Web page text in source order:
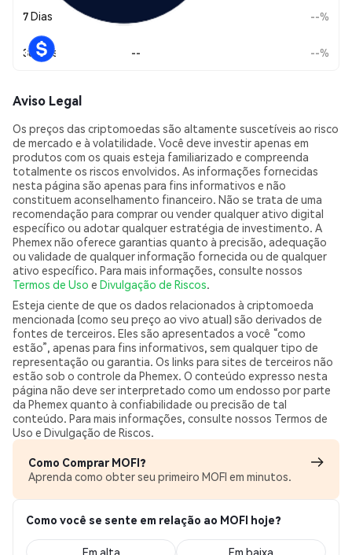
7 Dias --%
30 Dias -- --%
Aviso Legal
Os preços das criptomoedas são altamente suscetíveis ao risco
de mercado e à volatilidade. Você deve investir apenas em
produtos com os quais esteja familiarizado e compreenda
totalmente os riscos envolvidos. As informações fornecidas
nesta página são apenas para fins informativos e não
constituem aconselhamento financeiro. Não se trata de uma
recomendação para comprar ou vender qualquer ativo digital
específico ou adotar qualquer estratégia de investimento. A
Phemex não oferece garantias quanto à precisão, adequação
ou validade de qualquer informação fornecida ou de qualquer
ativo específico. Para mais informações, consulte nossos
Termos de Uso e Divulgação de Riscos.
Esteja ciente de que os dados relacionados à criptomoeda
mencionada (como seu preço ao vivo atual) são derivados de
fontes de terceiros. Eles são apresentados a você “como
estão”, apenas para fins informativos, sem qualquer tipo de
representação ou garantia. Os links para sites de terceiros não
estão sob o controle da Phemex. O conteúdo expresso nesta
página não deve ser interpretado como um endosso por parte
da Phemex quanto à confiabilidade ou precisão de tal
conteúdo. Para mais informações, consulte nossos Termos de
Uso e Divulgação de Riscos.
Como Comprar MOFI?
Aprenda como obter seu primeiro MOFI em minutos.
Como você se sente em relação ao MOFI hoje?
Em alta Em baixa